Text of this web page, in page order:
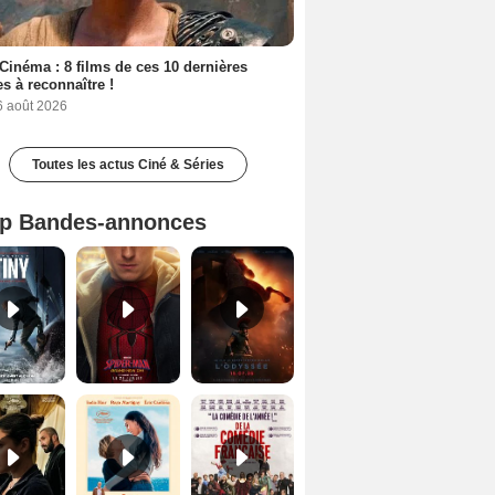
: 8 films de ces 10 dernières
à reconnaître !
août 2026
Toutes les actus Ciné & Séries
Bandes-annonces
Mutiny Bande-annonce VO STFR Spider-Man: Brand New Day Bande-annonce VO STFR
Le Triangle d'or Bande-annonce VF De la Comédie-Française Teaser VF